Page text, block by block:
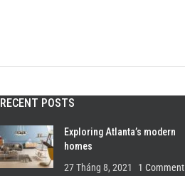
RECENT POSTS
Exploring Atlanta’s modern
homes
27 Tháng 8, 2021
1 Comment